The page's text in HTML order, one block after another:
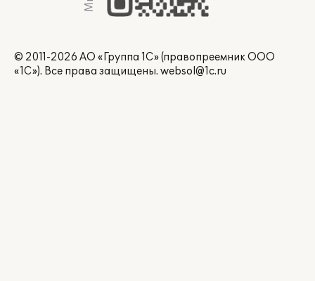
© 2011-2026 АО «Группа 1С» (правопреемник ООО
«1С»). Все права защищены. websol@1c.ru